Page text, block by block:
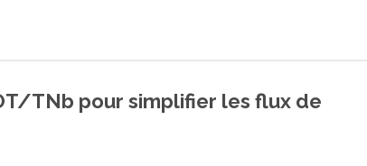
TNb pour simplifier les flux de